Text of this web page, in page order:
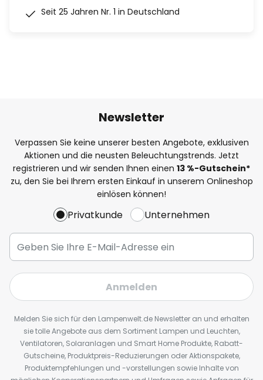
Seit 25 Jahren Nr. 1 in Deutschland
Newsletter
Verpassen Sie keine unserer besten Angebote, exklusiven
Aktionen und die neusten Beleuchtungstrends. Jetzt
registrieren und wir senden Ihnen einen 13 %-Gutschein*
zu, den Sie bei Ihrem ersten Einkauf in unserem Onlineshop
einlösen können!
Privatkunde Unternehmen
Anmelden
Melden Sie sich für den Lampenwelt.de Newsletter an und erhalten
sie tolle Angebote aus dem Sortiment Lampen und Leuchten,
Ventilatoren, Solaranlagen und Smart Home Produkte, Rabatt-
Gutscheine, Produktpreis-Reduzierungen oder Aktionspakete,
Produktempfehlungen und -vorstellungen sowie Inhalte von